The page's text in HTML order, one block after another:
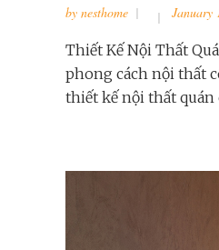
by nesthome January
Thiết Kế Nội Thất
phong cách nội thất
thiết kế nội thất quán